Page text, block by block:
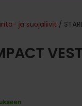
ja suojaliivit /